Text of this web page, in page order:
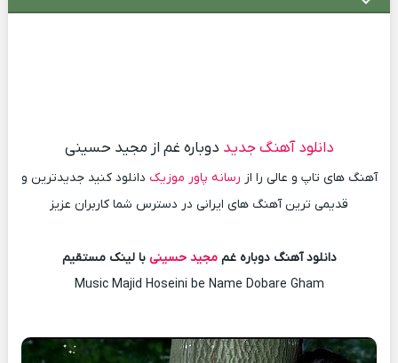
دانلود آهنگ جدید دوباره غم از مجید حسینی
آهنگ های تاپ و عالی را از رسانه پاور موزیک دانلود کنید جدیدترین و
قدیمی ترین آهنگ های ایرانی در دسترس شما کاربران عزیز
دانلود آهنگ دوباره غممجید حسینی با لینک مستقیم
Music Majid Hoseini be Name Dobare Gham